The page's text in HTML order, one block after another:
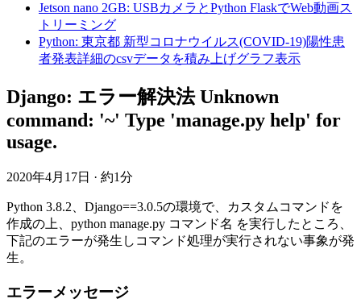
Jetson nano 2GB: USBカメラとPython FlaskでWeb動画ス
トリーミング
Python: 東京都 新型コロナウイルス(COVID-19)陽性患
者発表詳細のcsvデータを積み上げグラフ表示
Django: エラー解決法 Unknown
command: '~' Type 'manage.py help' for
usage.
2020年4月17日 · 約1分
Python 3.8.2、Django==3.0.5の環境で、カスタムコマンドを
作成の上、python manage.py コマンド名 を実行したところ、
下記のエラーが発生しコマンド処理が実行されない事象が発
生。
エラーメッセージ